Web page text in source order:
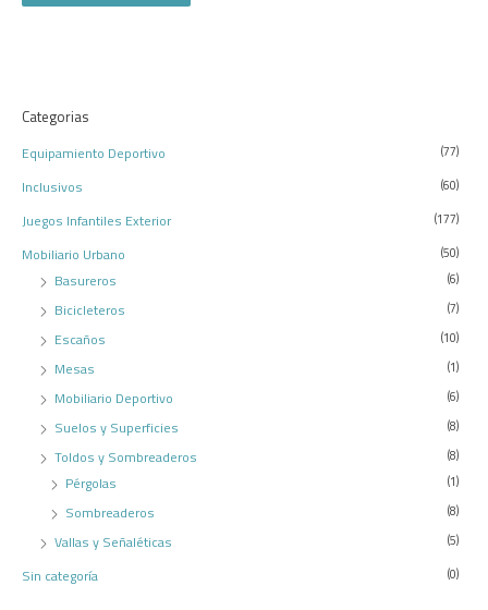
Categorias
Equipamiento Deportivo (77)
Inclusivos (60)
Juegos Infantiles Exterior (177)
Mobiliario Urbano (50)
Basureros (6)
Bicicleteros (7)
Escaños (10)
Mesas (1)
Mobiliario Deportivo (6)
Suelos y Superficies (8)
Toldos y Sombreaderos (8)
Pérgolas (1)
Sombreaderos (8)
Vallas y Señaléticas (5)
Sin categoría (0)